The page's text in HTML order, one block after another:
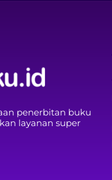
penerbitan buku
layanan super